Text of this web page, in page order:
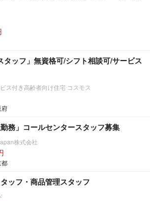
タッフ」無資格可/シフト相談可/サービス
ス付き高齢者向け住宅 コスモス
府
務」コールセンタースタッフ募集
株式会社
都
ッフ・商品管理スタッフ